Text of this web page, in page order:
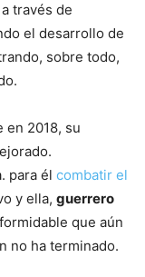
través de
el desarrollo de
sobre todo,
en 2018, su
para él combatir el
y ella, guerrero
que aún
no ha terminado.